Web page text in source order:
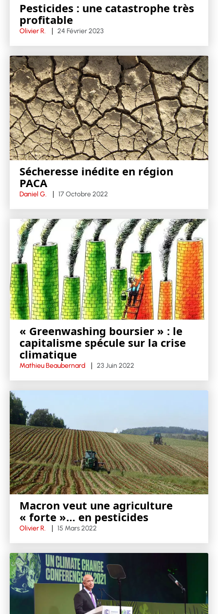
Pesticides : une catastrophe très
profitable
Olivier R. 24 Février 2023
Sécheresse inédite en région
PACA
Daniel G. 17 Octobre 2022
« Greenwashing boursier » : le
capitalisme spécule sur la crise
climatique
Mathieu Beaubernard 23 Juin 2022
Macron veut une agriculture
« forte »… en pesticides
Olivier R. 15 Mars 2022